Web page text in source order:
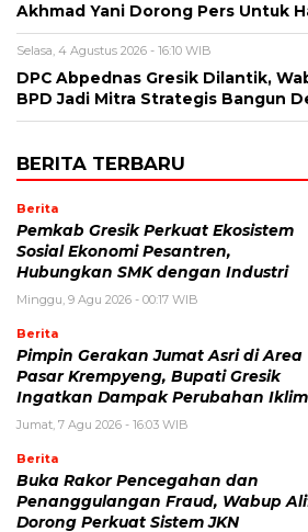
Akhmad Yani Dorong Pers Untuk
Selasa, 4 Agustus 2026 - 16:10 WIB
DPC Abpednas Gresik Dilantik,
BPD Jadi Mitra Strategis Bangun
BERITA TERBARU
Berita
Pemkab Gresik Perkuat Ekosistem
Sosial Ekonomi Pesantren,
Hubungkan SMK dengan Industri
Minggu, 9 Agu 2026 - 00:17 WIB
Berita
Pimpin Gerakan Jumat Asri di Area
Pasar Krempyeng, Bupati Gresik
Ingatkan Dampak Perubahan Iklim
Jumat, 7 Agu 2026 - 16:03 WIB
Berita
Buka Rakor Pencegahan dan
Penanggulangan Fraud, Wabup
Dorong Perkuat Sistem JKN